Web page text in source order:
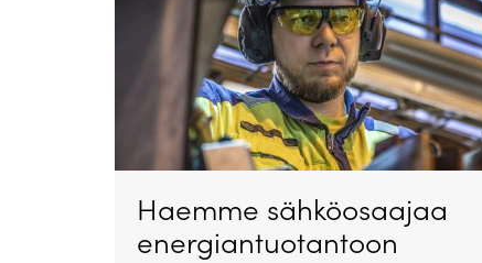
Haemme sähköosaajaa
energiantuotantoon